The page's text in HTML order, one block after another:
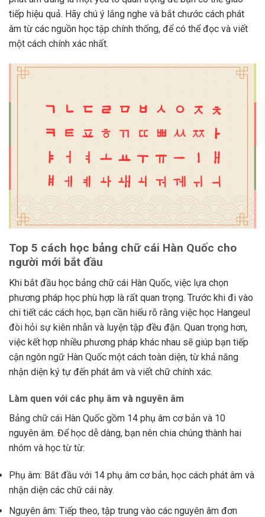
tiếp hiệu quả. Hãy chú ý lắng nghe và bắt chước cách phát
âm từ các nguồn học tập chính thống, để có thể đọc và viết
một cách chính xác nhất.
Top 5 cách học bảng chữ cái Hàn Quốc cho
người mới bắt đầu
Khi bắt đầu học bảng chữ cái Hàn Quốc, việc lựa chọn
phương pháp học phù hợp là rất quan trọng. Trước khi đi vào
chi tiết các cách học, bạn cần hiểu rõ rằng việc học Hangeul
đòi hỏi sự kiên nhẫn và luyện tập đều đặn. Quan trọng hơn,
việc kết hợp nhiều phương pháp khác nhau sẽ giúp bạn tiếp
cận ngôn ngữ Hàn Quốc một cách toàn diện, từ khả năng
nhận diện ký tự đến phát âm và viết chữ chính xác.
Làm quen với các phụ âm và nguyên âm
Bảng chữ cái Hàn Quốc gồm 14 phụ âm cơ bản và 10
nguyên âm. Để học dễ dàng, bạn nên chia chúng thành hai
nhóm và học từ từ:
Phụ âm: Bắt đầu với 14 phụ âm cơ bản, học cách phát âm và
nhận diện các chữ cái này.
Nguyên âm: Tiếp theo, tập trung vào các nguyên âm đơn